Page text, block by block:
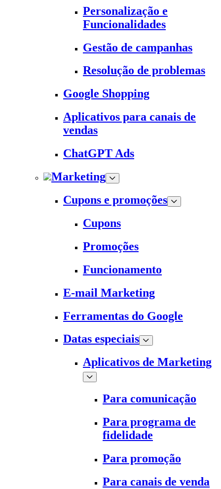
Personalização e
Funcionalidades
Gestão de campanhas
Resolução de problemas
Google Shopping
Aplicativos para canais de
vendas
ChatGPT Ads
Marketing
Cupons e promoções
Cupons
Promoções
Funcionamento
E-mail Marketing
Ferramentas do Google
Datas especiais
Aplicativos de Marketing
Para comunicação
Para programa de
fidelidade
Para promoção
Para canais de venda